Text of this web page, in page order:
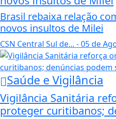
Brasil rebaixa relação
novos insultos de Milei
CSN Central Sul de... - 05 de
Saúde e Vigilância
Vigilância Sanitária
proteger curitibanos;